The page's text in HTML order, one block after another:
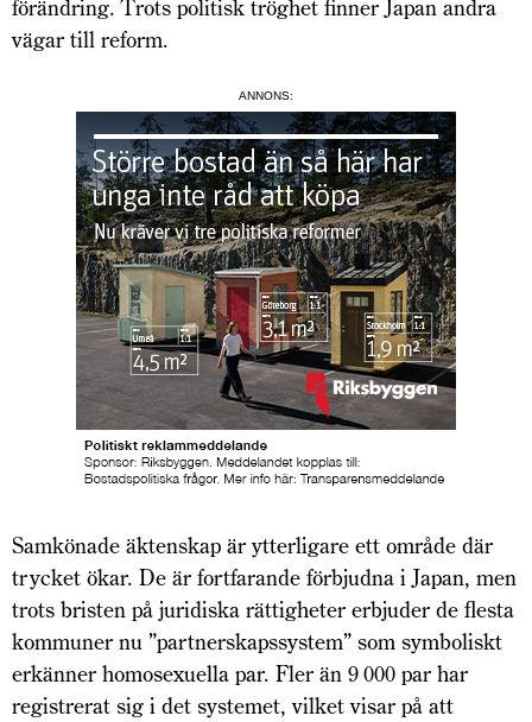
förändring. Trots politisk tröghet finner Japan andra
vägar till reform.
ANNONS:
Samkönade äktenskap är ytterligare ett område där
trycket ökar. De är fortfarande förbjudna i Japan, men
trots bristen på juridiska rättigheter erbjuder de flesta
kommuner nu ”partnerskapssystem” som symboliskt
erkänner homosexuella par. Fler än 9 000 par har
registrerat sig i det systemet, vilket visar på att